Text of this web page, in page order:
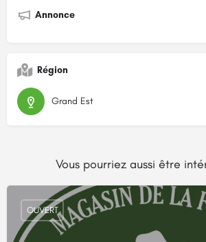
Annonce
Région
Grand Est
Vous pourriez aussi être
OUVERT